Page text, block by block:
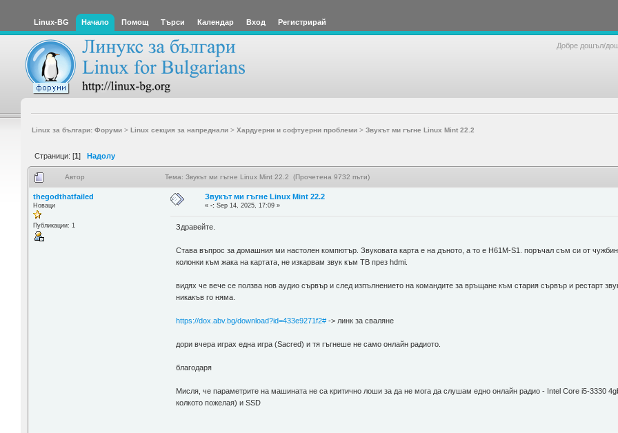
Linux-BG Начало Помощ Търси Календар Вход Регистрирай
Добре дошъл/
Linux за българи: Форуми> Linux секция за напреднали> Хардуерни и софтуерни проблеми> Звукът ми гъгне Linux Mint 22.2
Страници: [1] Надолу
Автор Тема: Звукът ми гъгне Linux Mint 22.2 (Прочетена 9732 пъти)
thegodthatfailed
Новаци
Публикации: 1
Звукът ми гъгне Linux Mint 22.2
«-: Sep 14, 2025, 17:09 »
Здравейте.
Става въпрос за домашния ми настолен компютър. Звуковата карта е на дъното, а то е H61M-S1. поръчал съм си от
колонки към жака на картата, не изкарвам звук към ТВ през hdmi.
видях че вече се ползва нов аудио сървър и след изпълнението на командите за връщане към стария сървър и рестарт
никакъв го няма.
https://dox.abv.bg/download?id=433e9271f2# -> линк за сваляне
дори вчера играх една игра (Sacred) и тя гъгнеше не само онлайн радиото.
благодаря
Мисля, че параметрите на машината не са критично лоши за да не мога да слушам едно онлайн радио - Intel Core i5-3330
колкото пожелая) и SSD